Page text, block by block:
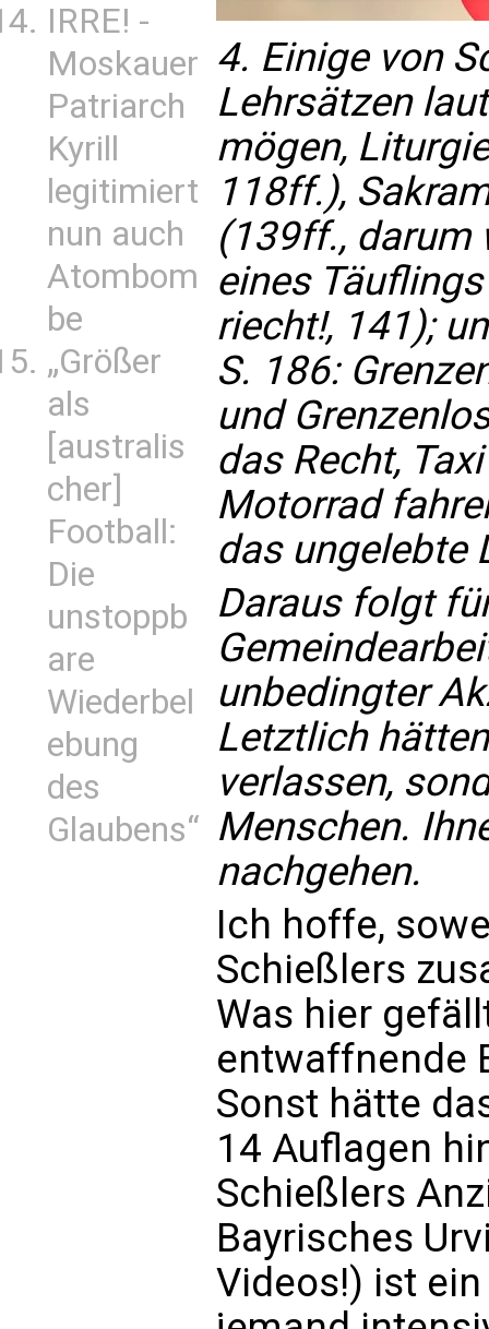
IRRE! -
Moskauer
Patriarch
Kyrill
legitimiert
nun auch
Atombom
be
„Größer
als
[australis
cher]
Football:
Die
unstoppb
are
Wiederbel
ebung
des
Glaubens“
4. Einige von
Lehrsätzen
mögen,
118ff.),
(139ff., darum
eines
riecht!, 141);
S. 186:
und
das Recht, Taxi
Motorrad
das ungelebte
Daraus folgt
unbedingter
Letztlich
verlassen,
Menschen.
nachgehen.
Ich hoffe,
Schießlers
Was hier
entwaffnende
Sonst hätte
14 Auflagen
Schießlers
Bayrisches
Videos!) ist